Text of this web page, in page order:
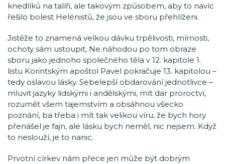
knedlíků na talíři, ale takovým způsobem, aby to navíc
řešilo bolest Helénistů, že jsou ve sboru přehlíženi.
Jistěže to znamená velkou dávku trpělivosti, mírnosti,
ochoty sám ustoupit, Ne náhodou po tom obraze
sboru jako jednoho společného těla v 12. kapitole 1.
listu Korintským apoštol Pavel pokračuje 13. kapitolou –
tedy oslavou lásky. Sebelepší obdarování jednotlivce –
mluvit jazyky lidskými i andělskými, mít dar proroctví,
rozumět všem tajemstvím a obsáhnou všecko
poznání, ba třeba i mít tak velikou víru, že bych hory
přenášel je fajn, ale lásku bych neměl, nic nejsem. Když
to neslouží, je to nanic.
Prvotní církev nám přece jen může být dobrým